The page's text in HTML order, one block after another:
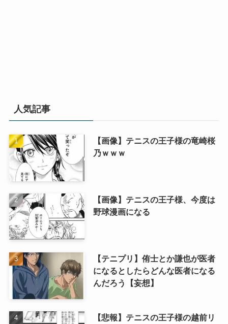
人気記事
【画像】テニスの王子様の竜崎桜
乃ｗｗｗ
【画像】テニスの王子様、今度は
野球漫画になる
【テニプリ】侑士とか謙也が医者
になるとしたらどんな医者になる
んだろう【妄想】
【悲報】テニスの王子様の越前リ